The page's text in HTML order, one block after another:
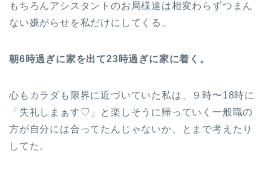
もちろんアシスタントのお局様達は相変わらずつまん
ない嫌がらせを私だけにしてくる。
朝6時過ぎに家を出て23時過ぎに家に着く。
心もカラダも限界に近づいていた私は、９時〜18時に
「失礼しまぁす♡」と楽しそうに帰っていく一般職の
方が自分には合ってたんじゃないか、とまで考えたり
してた。